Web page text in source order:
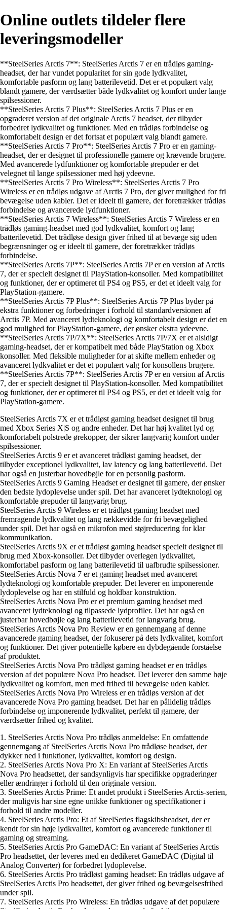
Online outlets tildeler flere
leveringsmodeller
**SteelSeries Arctis 7**: SteelSeries Arctis 7 er en trådløs gaming-
headset, der har vundet popularitet for sin gode lydkvalitet,
komfortable pasform og lang batterilevetid. Det er et populært valg
blandt gamere, der værdsætter både lydkvalitet og komfort under lange
spilsessioner.
**SteelSeries Arctis 7 Plus**: SteelSeries Arctis 7 Plus er en
opgraderet version af det originale Arctis 7 headset, der tilbyder
forbedret lydkvalitet og funktioner. Med en trådløs forbindelse og
komfortabelt design er det fortsat et populært valg blandt gamere.
**SteelSeries Arctis 7 Pro**: SteelSeries Arctis 7 Pro er en gaming-
headset, der er designet til professionelle gamere og krævende brugere.
Med avancerede lydfunktioner og komfortable ørepuder er det
velegnet til lange spilsessioner med høj ydeevne.
**SteelSeries Arctis 7 Pro Wireless**: SteelSeries Arctis 7 Pro
Wireless er en trådløs udgave af Arctis 7 Pro, der giver mulighed for fri
bevægelse uden kabler. Det er ideelt til gamere, der foretrækker trådløs
forbindelse og avancerede lydfunktioner.
**SteelSeries Arctis 7 Wireless**: SteelSeries Arctis 7 Wireless er en
trådløs gaming-headset med god lydkvalitet, komfort og lang
batterilevetid. Det trådløse design giver frihed til at bevæge sig uden
begrænsninger og er ideelt til gamere, der foretrækker trådløs
forbindelse.
**SteelSeries Arctis 7P**: SteelSeries Arctis 7P er en version af Arctis
7, der er specielt designet til PlayStation-konsoller. Med kompatibilitet
og funktioner, der er optimeret til PS4 og PS5, er det et ideelt valg for
PlayStation-gamere.
**SteelSeries Arctis 7P Plus**: SteelSeries Arctis 7P Plus byder på
ekstra funktioner og forbedringer i forhold til standardversionen af
Arctis 7P. Med avanceret lydteknologi og komfortabelt design er det en
god mulighed for PlayStation-gamere, der ønsker ekstra ydeevne.
**SteelSeries Arctis 7P/7X**: SteelSeries Arctis 7P/7X er et alsidigt
gaming-headset, der er kompatibelt med både PlayStation og Xbox
konsoller. Med fleksible muligheder for at skifte mellem enheder og
avanceret lydkvalitet er det et populært valg for konsollens brugere.
**SteelSeries Arctis 7P**: SteelSeries Arctis 7P er en version af Arctis
7, der er specielt designet til PlayStation-konsoller. Med kompatibilitet
og funktioner, der er optimeret til PS4 og PS5, er det et ideelt valg for
PlayStation-gamere.
SteelSeries Arctis 7X er et trådløst gaming headset designet til brug
med Xbox Series X|S og andre enheder. Det har høj kvalitet lyd og
komfortabelt polstrede ørekopper, der sikrer langvarig komfort under
spilsessioner.
SteelSeries Arctis 9 er et avanceret trådløst gaming headset, der
tilbyder exceptionel lydkvalitet, lav latency og lang batterilevetid. Det
har også en justerbar hovedbøjle for en personlig pasform.
SteelSeries Arctis 9 Gaming Headset er designet til gamere, der ønsker
den bedste lydoplevelse under spil. Det har avanceret lydteknologi og
komfortable ørepuder til langvarig brug.
SteelSeries Arctis 9 Wireless er et trådløst gaming headset med
fremragende lydkvalitet og lang rækkevidde for fri bevægelighed
under spil. Det har også en mikrofon med støjreducering for klar
kommunikation.
SteelSeries Arctis 9X er et trådløst gaming headset specielt designet til
brug med Xbox-konsoller. Det tilbyder overlegen lydkvalitet,
komfortabel pasform og lang batterilevetid til uafbrudte spilsessioner.
SteelSeries Arctis Nova 7 er et gaming headset med avanceret
lydteknologi og komfortable ørepuder. Det leverer en imponerende
lydoplevelse og har en stilfuld og holdbar konstruktion.
SteelSeries Arctis Nova Pro er et premium gaming headset med
avanceret lydteknologi og tilpassede lydprofiler. Det har også en
justerbar hovedbøjle og lang batterilevetid for langvarig brug.
SteelSeries Arctis Nova Pro Review er en gennemgang af denne
avancerede gaming headset, der fokuserer på dets lydkvalitet, komfort
og funktioner. Det giver potentielle købere en dybdegående forståelse
af produktet.
SteelSeries Arctis Nova Pro trådløst gaming headset er en trådløs
version af det populære Nova Pro headset. Det leverer den samme høje
lydkvalitet og komfort, men med frihed til bevægelse uden kabler.
SteelSeries Arctis Nova Pro Wireless er en trådløs version af det
avancerede Nova Pro gaming headset. Det har en pålidelig trådløs
forbindelse og imponerende lydkvalitet, perfekt til gamere, der
værdsætter frihed og kvalitet.
1. SteelSeries Arctis Nova Pro trådløs anmeldelse: En omfattende
gennemgang af SteelSeries Arctis Nova Pro trådløse headset, der
dykker ned i funktioner, lydkvalitet, komfort og design.
2. SteelSeries Arctis Nova Pro X: En variant af SteelSeries Arctis
Nova Pro headsettet, der sandsynligvis har specifikke opgraderinger
eller ændringer i forhold til den originale version.
3. SteelSeries Arctis Prime: Et andet produkt i SteelSeries Arctis-serien,
der muligvis har sine egne unikke funktioner og specifikationer i
forhold til andre modeller.
4. SteelSeries Arctis Pro: Et af SteelSeries flagskibsheadset, der er
kendt for sin høje lydkvalitet, komfort og avancerede funktioner til
gaming og streaming.
5. SteelSeries Arctis Pro GameDAC: En variant af SteelSeries Arctis
Pro headsettet, der leveres med en dedikeret GameDAC (Digital til
Analog Converter) for forbedret lydoplevelse.
6. SteelSeries Arctis Pro trådløst gaming headset: En trådløs udgave af
SteelSeries Arctis Pro headsettet, der giver frihed og bevægelsesfrihed
under spil.
7. SteelSeries Arctis Pro Wireless: En trådløs udgave af det populære